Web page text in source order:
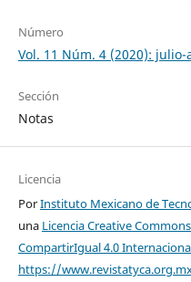
Número
Vol. 11 Núm. 4 (2020): julio-
Sección
Notas
Licencia
PorInstituto Mexicano de
una Licencia Creative
CompartirIgual 4.0
https://